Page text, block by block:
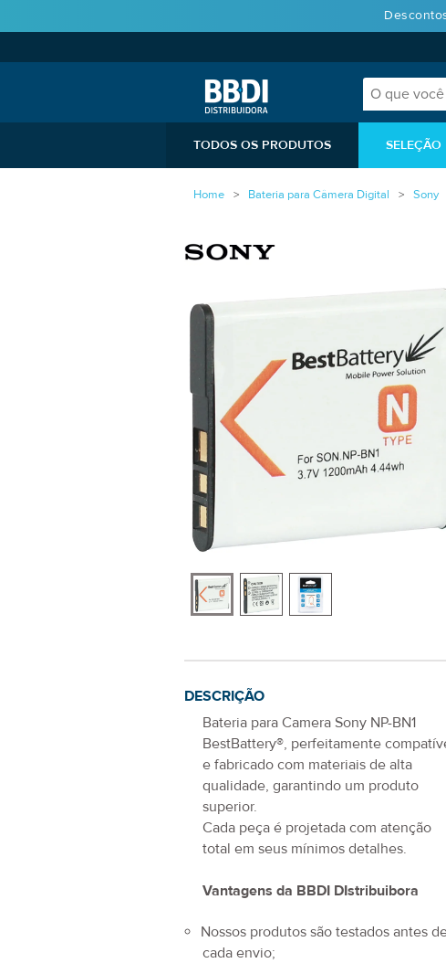
TODOS OS PRODUTOS SELEÇÃO
Home Bateria para Câmera Digital Sony
DESCRIÇÃO
Bateria para Camera Sony NP-BN1
BestBattery®, perfeitamente
e fabricado com materiais de alta
qualidade, garantindo um produto
superior.
Cada peça é projetada com atenção
total em seus mínimos detalhes.
Vantagens da BBDI DIstribuibora
Nossos produtos são testados antes
cada envio;